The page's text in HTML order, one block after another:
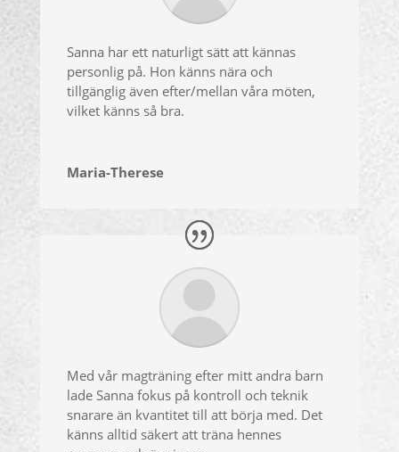
Sanna har ett naturligt sätt att kännas
personlig på. Hon känns nära och
tillgänglig även efter/mellan våra möten,
vilket känns så bra.
Maria-Therese
Med vår magträning efter mitt andra barn
lade Sanna fokus på kontroll och teknik
snarare än kvantitet till att börja med. Det
känns alltid säkert att träna hennes